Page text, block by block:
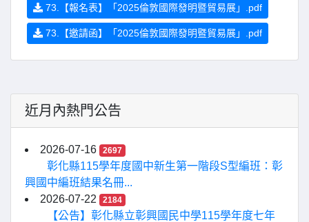
73.【報名表】「2025倫敦國際發明暨貿易展」.pdf
73.【邀請函】「2025倫敦國際發明暨貿易展」.pdf
近月內熱門公告
2026-07-16 2697
彰化縣115學年度國中新生第一階段S型編班：彰
興國中編班結果名冊...
2026-07-22
2184
【公告】彰化縣立彰興國民中學115學年度七年